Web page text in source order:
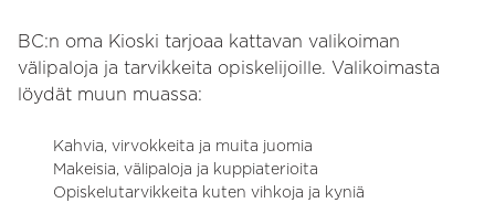
BC:n oma Kioski tarjoaa kattavan valikoiman
välipaloja ja tarvikkeita opiskelijoille. Valikoimasta
löydät muun muassa:
Kahvia, virvokkeita ja muita juomia
Makeisia, välipaloja ja kuppiaterioita
Opiskelutarvikkeita kuten vihkoja ja kyniä